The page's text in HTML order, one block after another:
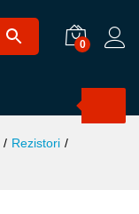
0
/ Rezistori /